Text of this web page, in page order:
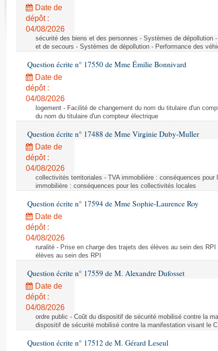
Rapports législatifs
Rapports sur l'application des lois
Baromètre de l’application des lois
Dossiers législatifs
Budget et sécurité sociale
Questions écrites et orales
Comptes rendus des débats
Date de
dépôt :
04/08/2026
sécurité des biens et des personnes - Systèmes de dépollution
et de secours - Systèmes de dépollution - Performance des
Question écrite n° 17550 de Mme Émilie Bonnivard
Date de
dépôt :
04/08/2026
logement - Facilité de changement du nom du titulaire d'un
du nom du titulaire d'un compteur électrique
Question écrite n° 17488 de Mme Virginie Duby-Muller
Date de
dépôt :
04/08/2026
collectivités territoriales - TVA immobilière : conséquences
immobilière : conséquences pour les collectivités locales
Question écrite n° 17594 de Mme Sophie-Laurence Roy
Date de
dépôt :
04/08/2026
ruralité - Prise en charge des trajets des élèves au sein des
élèves au sein des RPI
Question écrite n° 17559 de M. Alexandre Dufosset
Date de
dépôt :
04/08/2026
ordre public - Coût du dispositif de sécurité mobilisé contre la
dispositif de sécurité mobilisé contre la manifestation visant le
Question écrite n° 17512 de M. Gérard Leseul